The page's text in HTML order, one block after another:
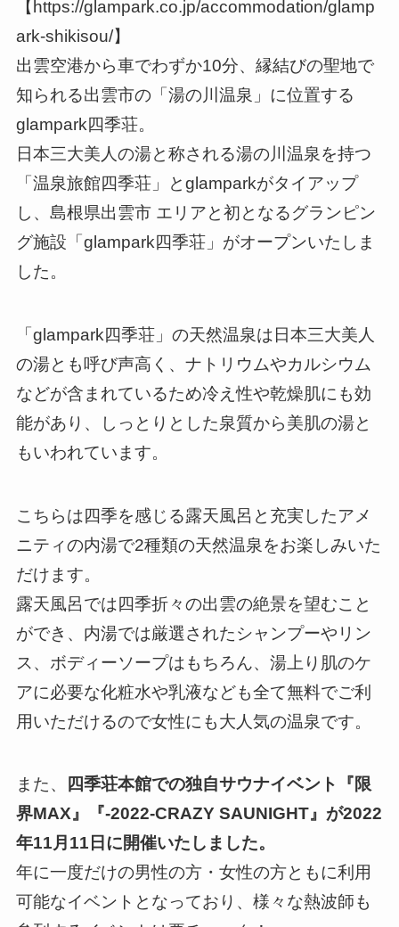
【https://glampark.co.jp/accommodation/glamp
ark-shikisou/】
出雲空港から車でわずか10分、縁結びの聖地で
知られる出雲市の「湯の川温泉」に位置する
glampark四季荘。
日本三大美人の湯と称される湯の川温泉を持つ
「温泉旅館四季荘」とglamparkがタイアップ
し、島根県出雲市 エリアと初となるグランピン
グ施設「glampark四季荘」がオープンいたしま
した。
「glampark四季荘」の天然温泉は日本三大美人
の湯とも呼び声高く、ナトリウムやカルシウム
などが含まれているため冷え性や乾燥肌にも効
能があり、しっとりとした泉質から美肌の湯と
もいわれています。
こちらは四季を感じる露天風呂と充実したアメ
ニティの内湯で2種類の天然温泉をお楽しみいた
だけます。
露天風呂では四季折々の出雲の絶景を望むこと
ができ、内湯では厳選されたシャンプーやリン
ス、ボディーソープはもちろん、湯上り肌のケ
アに必要な化粧水や乳液なども全て無料でご利
用いただけるので女性にも大人気の温泉です。
また、
四季荘本館での独自サウナイベント『限
界MAX』『-2022-CRAZY SAUNIGHT』が2022
年11月11日に開催いたしました。
年に一度だけの男性の方・女性の方ともに利用
可能なイベントとなっており、様々な熱波師も